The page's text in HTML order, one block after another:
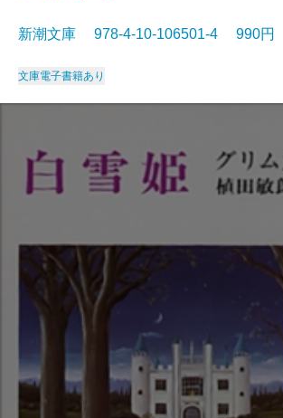
新潮文庫 978-4-10-106501-4 990円
文庫電子書籍あり